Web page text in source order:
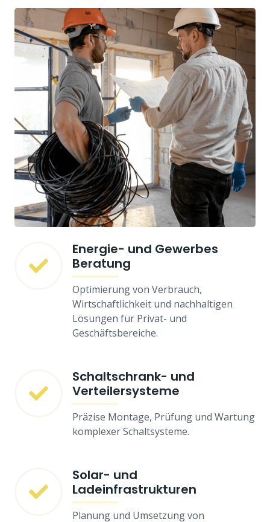
Energie- und Gewerbes
Beratung
Optimierung von Verbrauch,
Wirtschaftlichkeit und nachhaltigen
Lösungen für Privat- und
Geschäftsbereiche.
Schaltschrank- und
Verteilersysteme
Präzise Montage, Prüfung und Wartung
komplexer Schaltsysteme.
Solar- und
Ladeinfrastrukturen
Planung und Umsetzung von